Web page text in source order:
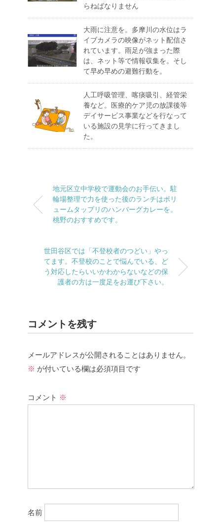
らねばなりません
大雨に注意を。多摩川の水位はラ
イブカメラの映像がネット配信さ
れています。雨足が強まった際
は、ネット等で情報収集を。そし
て早め早めの避難行動を。
人工呼吸管理、喀痰吸引、経管栄
養など。医療的ケア児の放課後等
デイサービス事業などを行なって
いる施設の見学に行ってきまし
た。
地元区立中学校で運動会のお手伝い。駐
輪場整理で力を使った後のランチはボリ
ュームタップリのハンバーグカレーを。
桃野のおすすめです。
世田谷区では「不登校者のつどい」やっ
てます。不登校のことで悩んでいる、ど
う対応したらいいかわからないなどの保
護者の方は一度足をお運び下さい。
コメントを残す
メールアドレスが公開されることはありません。
※ が付いている欄は必須項目です
コメント ※
名前